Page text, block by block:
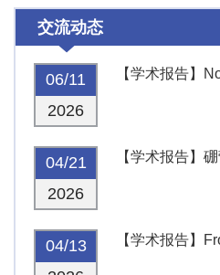
交流动态
06/11
2026
【学术报告】
04/21
2026
【学术报告】
04/13
【学术报告】